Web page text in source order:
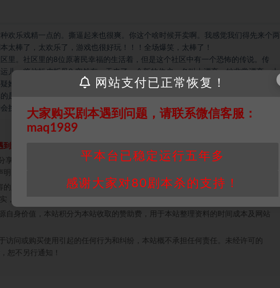
欢乐戏精一点的。撕逼起来也很爽。你这个啥时候开卖啊。我感觉我们得先来个两
太棒了，太欢乐了，游戏也很好玩！！！全场爆笑，太棒了！
里。社区里的8位原著民幸福的生活着，但是这个社区中有一个恐怖的传说。传
儿，将他扒皮拆骨0.突然有一天来了一个新的住户，名叫大漂亮，她非常漂亮，大
她被魔鬼带走了。后来，有人在垃圾房，找到了她的尸骨，大家都很害怕，每天都
是被魔鬼吃了，凶手会是原住民中的某一位吗?故事中的反转和推凶都需要玩家脑
挑走一个幸运儿。所以，我们也给了另外7个玩家次战胜魔鬼的机会。
无效链接请联系客服补发！！！网盘不限速下载神器→
享投稿+个人整理而来，仅供学习研究使用，请勿用于商业用途!任何人访问、浏
，理解并同意受本条约约束，并遵守所有适用的法律法规。
的版权均属于机关版权或权利人。如有侵权，请发邮件通知并提供相关证实资料
，我们将会在三天内下架相关剧本攻略。
自身价值，本站积分为本站收取的赞助费，用于本站整理资料的时间成本及网站
访问或购买使用引起的任何行为和纠纷，本站概不承担任何责任。未经许可的
恕不另行通知！
网站支付已正常恢复！
大家购买剧本遇到问题，请联系微信客服：
maq1989
平本台已稳定运行五年多
感谢大家对80剧本杀的支持！